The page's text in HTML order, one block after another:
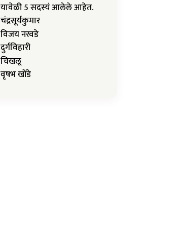
यावेळी 5 सदस्यं आलेले आहेत.
चंद्रसूर्यकुमार
विजय नरवडे
दुर्गविहारी
चिखलू
वृषभ खोंडे